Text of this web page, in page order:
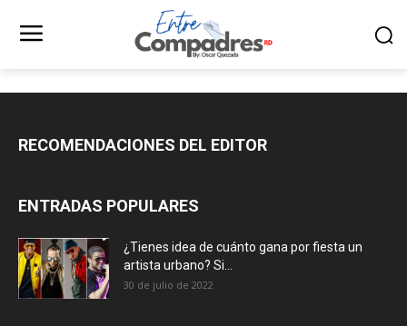
RECOMENDACIONES DEL EDITOR
ENTRADAS POPULARES
¿Tienes idea de cuánto gana por fiesta un
artista urbano? Si...
30 de julio de 2022